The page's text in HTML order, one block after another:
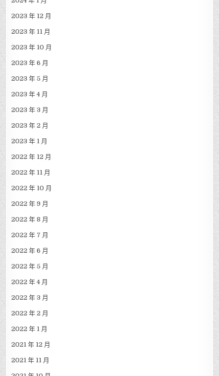
2023 年 12 月
2023 年 11 月
2023 年 10 月
2023 年 6 月
2023 年 5 月
2023 年 4 月
2023 年 3 月
2023 年 2 月
2023 年 1 月
2022 年 12 月
2022 年 11 月
2022 年 10 月
2022 年 9 月
2022 年 8 月
2022 年 7 月
2022 年 6 月
2022 年 5 月
2022 年 4 月
2022 年 3 月
2022 年 2 月
2022 年 1 月
2021 年 12 月
2021 年 11 月